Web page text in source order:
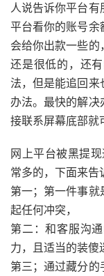
人说告诉你平台
平台看你的账号余
会给你出款一些的
还是很低的，还
法，但是能追回来
办法。最快的解决
接联系屏幕底部就
网上平台被黑提
常多的，下面来告
第一；第一件事就
起任何冲突，
第二：和客服沟
力，且适当的装傻
第三；通过藏分的